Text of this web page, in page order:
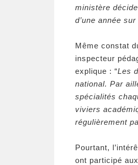
ministère
d’une année sur
Même constat
inspecteur
explique : “Les
national. Par
spécialités
viviers
régulièrement
Pourtant,
ont participé